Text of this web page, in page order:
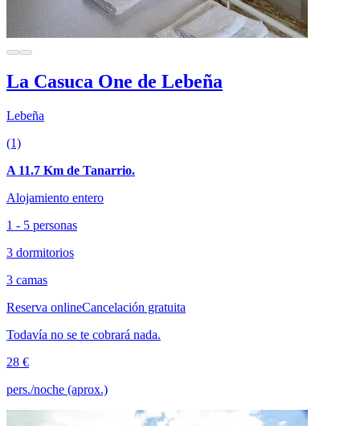
La Casuca One de Lebeña
Lebeña
(1)
A 11.7 Km de Tanarrio.
Alojamiento entero
1 - 5 personas
3 dormitorios
3 camas
Reserva onlineCancelación gratuita
Todavía no se te cobrará nada.
28 €
pers./noche (aprox.)